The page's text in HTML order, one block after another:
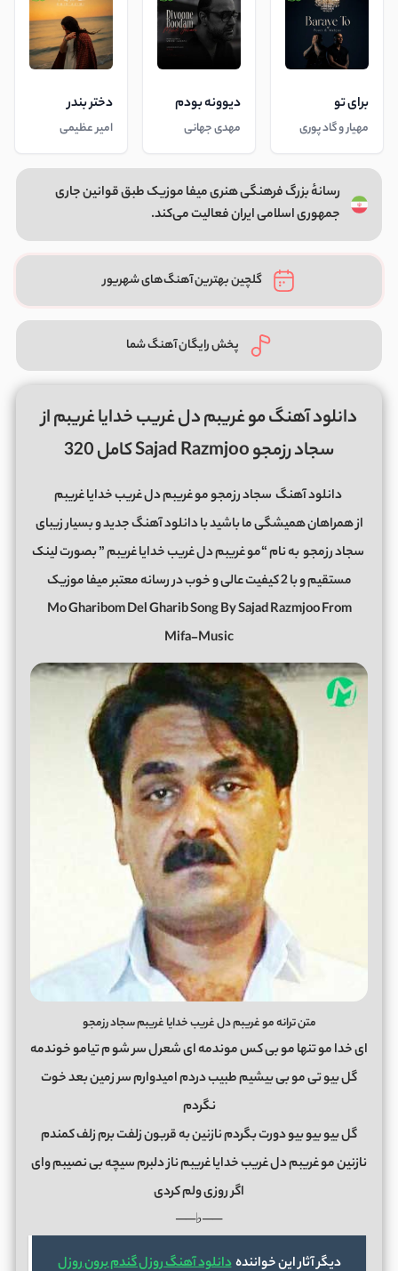
برای تو
مهیار و گاد پوری
دیوونه بودم
مهدی جهانی
دختر بندر
امیر عظیمی
رسانهٔ بزرگ فرهنگی هنری میفا موزیک طبق قوانین جاری
جمهوری اسلامی ایران فعالیت می‌کند.
گلچین بهترین آهنگ‌های شهریور
پخش رایگان آهنگ شما
دانلود آهنگ مو غریبم دل غریب خدایا غریبم از
سجاد رزمجو Sajad Razmjoo کامل 320
دانلود آهنگ سجاد رزمجو مو غریبم دل غریب خدایا غریبم
از همراهان همیشگی ما باشید با دانلود آهنگ جدید و بسیار زیبای
سجاد رزمجوبه نام “مو غریبم دل غریب خدایا غریبم ” بصورت لینک
مستقیم و با 2 کیفیت عالی و خوب در رسانه معتبر میفا موزیک
Mo Gharibom Del Gharib Song By Sajad Razmjoo From
Mifa-Music
متن ترانه مو غریبم دل غریب خدایا غریبم سجاد رزمجو
ای خدا مو تنها مو بی کس موندمه ای شعرل سر شو م تیامو خوندمه
گل بیو تی مو بی بیشیم طبیب دردم امیدوارم سر زمین بعد خوت
نگردم
گل بیو بیو بیو دورت بگردم نازنین به قربون زلفت برم زلف کمندم
نازنین مو غریبم دل غریب خدایا غریبم ناز دلبرم سیچه بی نصیبم وای
اگر روزی ولم کردی
──♭──
دیگر آثار این خوانندهدانلود آهنگ روزل گندم برون روزل